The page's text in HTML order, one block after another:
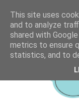
This site uses
and to analyze
shared with
metrics to ensure
statistics, and to